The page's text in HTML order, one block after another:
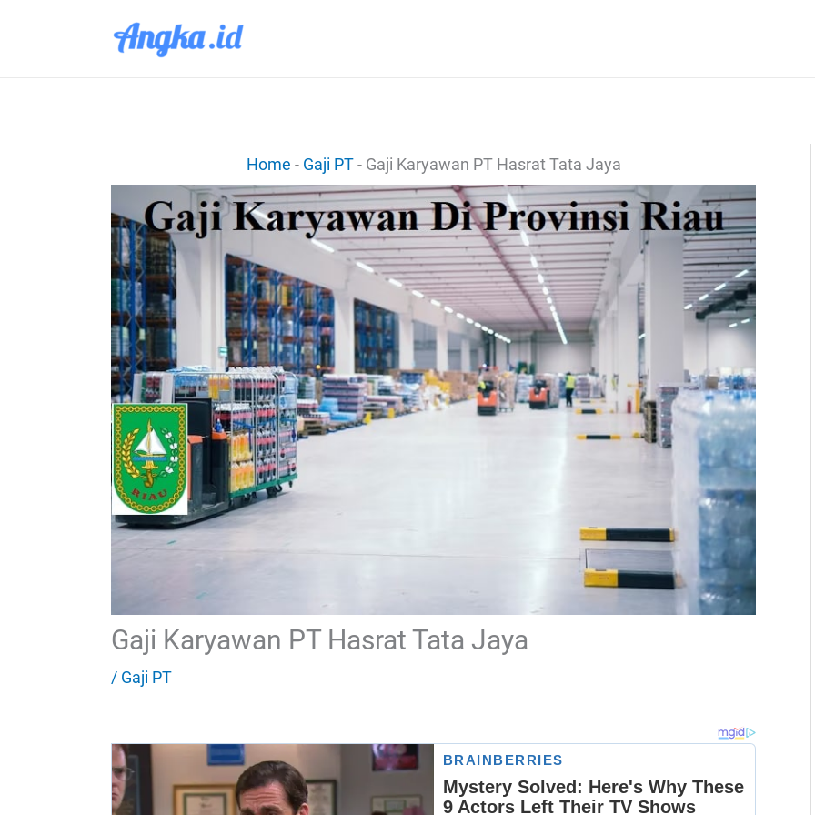
Home - Gaji PT- Gaji Karyawan PT Hasrat Tata Jaya
Gaji Karyawan PT Hasrat Tata Jaya
/ Gaji PT